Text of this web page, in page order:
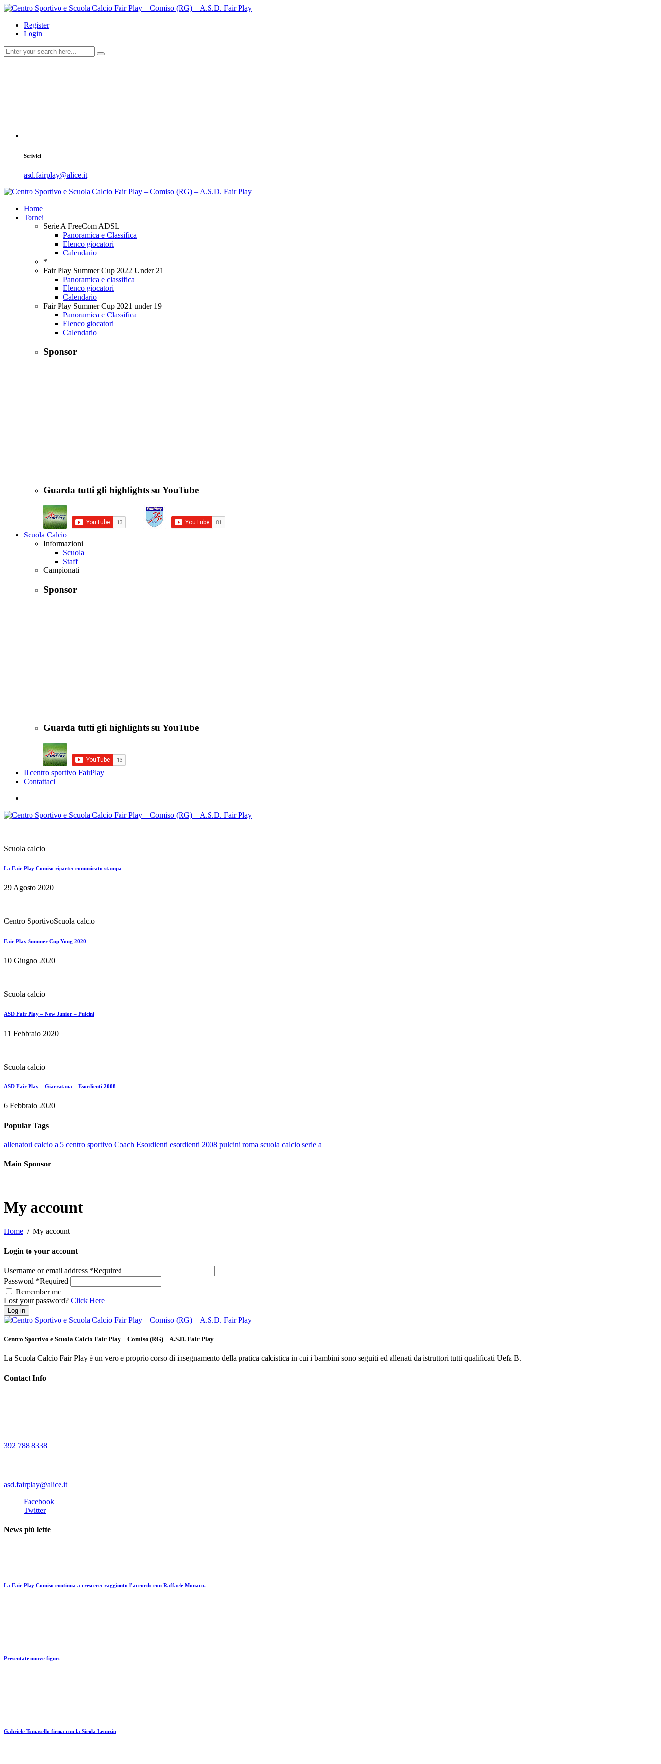
Register
Login
Scrivici
asd.fairplay@alice.it
Home
Tornei
Serie A FreeCom ADSL
Panoramica e Classifica
Elenco giocatori
Calendario
*
Fair Play Summer Cup 2022 Under 21
Panoramica e classifica
Elenco giocatori
Calendario
Fair Play Summer Cup 2021 under 19
Panoramica e Classifica
Elenco giocatori
Calendario
Sponsor
Guarda tutti gli highlights su YouTube
Scuola Calcio
Informazioni
Scuola
Staff
Campionati
Sponsor
Guarda tutti gli highlights su YouTube
Il centro sportivo FairPlay
Contattaci
Scuola calcio
La Fair Play Comiso riparte: comunicato stampa
29 Agosto 2020
Centro SportivoScuola calcio
Fair Play Summer Cup Youg 2020
10 Giugno 2020
Scuola calcio
ASD Fair Play – New Junior – Pulcini
11 Febbraio 2020
Scuola calcio
ASD Fair Play – Giarratana – Esordienti 2008
6 Febbraio 2020
Popular Tags
allenatori calcio a 5 centro sportivo Coach Esordienti esordienti 2008 pulcini roma scuola calcio serie a
Main Sponsor
My account
Home My account
Login to your account
Username or email address *Required
Password *Required
Remember me
Lost your password? Click Here
Log in
Centro Sportivo e Scuola Calcio Fair Play – Comiso (RG) – A.S.D. Fair Play
La Scuola Calcio Fair Play è un vero e proprio corso di insegnamento della pratica calcistica in cui i bambini sono seguiti ed allenati da istruttori tutti qualificati Uefa B.
Contact Info
392 788 8338
asd.fairplay@alice.it
Facebook
Twitter
News più lette
La Fair Play Comiso continua a crescere: raggiunto l’accordo con Raffaele Monaco.
Presentate nuove figure
Gabriele Tomasello firma con la Sicula Leonzio